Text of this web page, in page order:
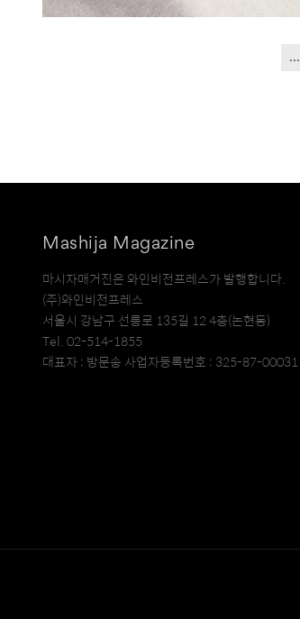
...
Mashija Magazine
마시자매거진은 와인비전프레스가 발행합니다.
(주)와인비전프레스
서울시 강남구 선릉로 135길 12 4층(논현동)
Tel. 02-514-1855
대표자 : 방문송 사업자등록번호 : 325-87-00031